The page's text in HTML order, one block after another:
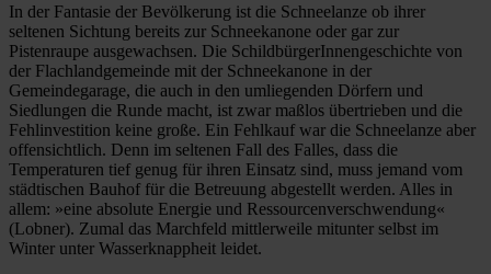
In der Fantasie der Bevölkerung ist die Schneelanze ob ihrer
seltenen Sichtung bereits zur Schneekanone oder gar zur
Pistenraupe ausgewachsen. Die SchildbürgerInnengeschichte von
der Flachlandgemeinde mit der Schneekanone in der
Gemeindegarage, die auch in den umliegenden Dörfern und
Siedlungen die Runde macht, ist zwar maßlos übertrieben und die
Fehlinvestition keine große. Ein Fehlkauf war die Schneelanze aber
offensichtlich. Denn im seltenen Fall des Falles, dass die
Temperaturen tief genug für ihren Einsatz sind, muss jemand vom
städtischen Bauhof für die Betreuung abgestellt werden. Alles in
allem: »eine absolute Energie und Ressourcenverschwendung«
(Lobner). Zumal das Marchfeld mittlerweile mitunter selbst im
Winter unter Wasserknappheit leidet.